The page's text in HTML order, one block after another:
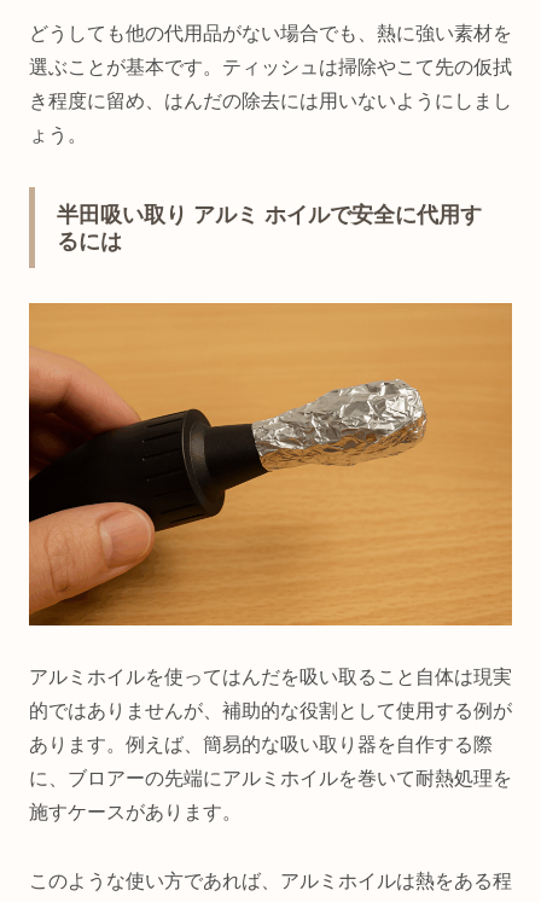
どうしても他の代用品がない場合でも、熱に強い素材を
選ぶことが基本です。ティッシュは掃除やこて先の仮拭
き程度に留め、はんだの除去には用いないようにしまし
ょう。
半田吸い取り アルミ ホイルで安全に代用す
るには
アルミホイルを使ってはんだを吸い取ること自体は現実
的ではありませんが、補助的な役割として使用する例が
あります。例えば、簡易的な吸い取り器を自作する際
に、ブロアーの先端にアルミホイルを巻いて耐熱処理を
施すケースがあります。
このような使い方であれば、アルミホイルは熱をある程